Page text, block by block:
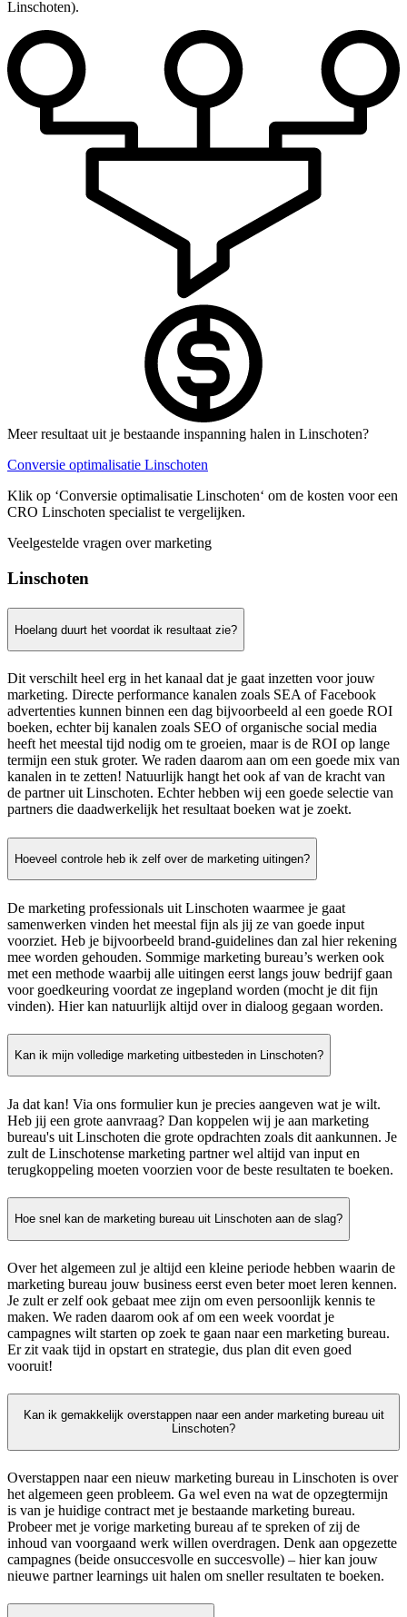
Linschoten).
Meer resultaat uit je bestaande inspanning halen in Linschoten?
Conversie optimalisatie Linschoten
Klik op ‘Conversie optimalisatie Linschoten‘ om de kosten voor een
CRO Linschoten specialist te vergelijken.
Veelgestelde vragen over marketing
Linschoten
Hoelang duurt het voordat ik resultaat zie?
Dit verschilt heel erg in het kanaal dat je gaat inzetten voor jouw
marketing. Directe performance kanalen zoals SEA of Facebook
advertenties kunnen binnen een dag bijvoorbeeld al een goede ROI
boeken, echter bij kanalen zoals SEO of organische social media
heeft het meestal tijd nodig om te groeien, maar is de ROI op lange
termijn een stuk groter. We raden daarom aan om een goede mix van
kanalen in te zetten! Natuurlijk hangt het ook af van de kracht van
de partner uit Linschoten. Echter hebben wij een goede selectie van
partners die daadwerkelijk het resultaat boeken wat je zoekt.
Hoeveel controle heb ik zelf over de marketing uitingen?
De marketing professionals uit Linschoten waarmee je gaat
samenwerken vinden het meestal fijn als jij ze van goede input
voorziet. Heb je bijvoorbeeld brand-guidelines dan zal hier rekening
mee worden gehouden. Sommige marketing bureau’s werken ook
met een methode waarbij alle uitingen eerst langs jouw bedrijf gaan
voor goedkeuring voordat ze ingepland worden (mocht je dit fijn
vinden). Hier kan natuurlijk altijd over in dialoog gegaan worden.
Kan ik mijn volledige marketing uitbesteden in Linschoten?
Ja dat kan! Via ons formulier kun je precies aangeven wat je wilt.
Heb jij een grote aanvraag? Dan koppelen wij je aan marketing
bureau's uit Linschoten die grote opdrachten zoals dit aankunnen. Je
zult de Linschotense marketing partner wel altijd van input en
terugkoppeling moeten voorzien voor de beste resultaten te boeken.
Hoe snel kan de marketing bureau uit Linschoten aan de slag?
Over het algemeen zul je altijd een kleine periode hebben waarin de
marketing bureau jouw business eerst even beter moet leren kennen.
Je zult er zelf ook gebaat mee zijn om even persoonlijk kennis te
maken. We raden daarom ook af om een week voordat je
campagnes wilt starten op zoek te gaan naar een marketing bureau.
Er zit vaak tijd in opstart en strategie, dus plan dit even goed
vooruit!
Kan ik gemakkelijk overstappen naar een ander marketing bureau uit
Linschoten?
Overstappen naar een nieuw marketing bureau in Linschoten is over
het algemeen geen probleem. Ga wel even na wat de opzegtermijn
is van je huidige contract met je bestaande marketing bureau.
Probeer met je vorige marketing bureau af te spreken of zij de
inhoud van voorgaand werk willen overdragen. Denk aan opgezette
campagnes (beide onsuccesvolle en succesvolle) – hier kan jouw
nieuwe partner learnings uit halen om sneller resultaten te boeken.